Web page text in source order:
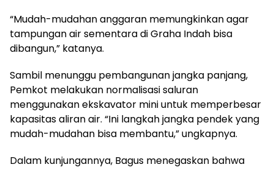
“Mudah-mudahan anggaran memungkinkan agar
tampungan air sementara di Graha Indah bisa
dibangun,” katanya.
Sambil menunggu pembangunan jangka panjang,
Pemkot melakukan normalisasi saluran
menggunakan ekskavator mini untuk memperbesar
kapasitas aliran air. “Ini langkah jangka pendek yang
mudah-mudahan bisa membantu,” ungkapnya.
Dalam kunjungannya, Bagus menegaskan bahwa